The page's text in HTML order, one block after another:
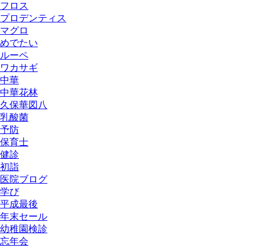
フロス
プロデンティス
マグロ
めでたい
ルーペ
ワカサギ
中華
中華花林
久保華図八
乳酸菌
予防
保育士
健診
初詣
医院ブログ
学び
平成最後
年末セール
幼稚園検診
忘年会